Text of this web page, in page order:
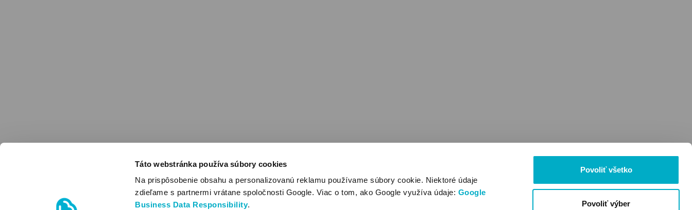
Táto webstránka používa súbory cookies
Na prispôsobenie obsahu a personalizovanú reklamu používame súbory cookie. Niektoré údaje
zdieľame s partnermi vrátane spoločnosti Google. Viac o tom, ako Google využíva údaje: Google
Business Data Responsibility.
Povoliť všetko
Povoliť výber